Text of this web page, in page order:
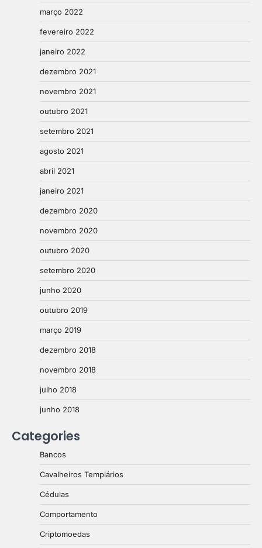
março 2022
fevereiro 2022
janeiro 2022
dezembro 2021
novembro 2021
outubro 2021
setembro 2021
agosto 2021
abril 2021
janeiro 2021
dezembro 2020
novembro 2020
outubro 2020
setembro 2020
junho 2020
outubro 2019
março 2019
dezembro 2018
novembro 2018
julho 2018
junho 2018
Categories
Bancos
Cavalheiros Templários
Cédulas
Comportamento
Criptomoedas